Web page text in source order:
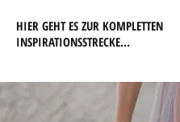
HIER GEHT ES ZUR KOMPLETTEN
INSPIRATIONSSTRECKE...